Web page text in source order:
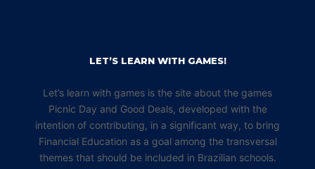
LET’S LEARN WITH GAMES!
Let’s learn with games is the site about the games
Picnic Day and Good Deals, developed with the
intention of contributing, in a significant way, to bring
Financial Education as a goal among the transversal
themes that should be included in Brazilian schools.